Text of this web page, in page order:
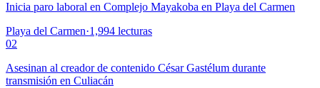
Inicia paro laboral en Complejo Mayakoba en Playa del Carmen
Playa del Carmen·1,994 lecturas
02
Asesinan al creador de contenido César Gastélum durante
transmisión en Culiacán